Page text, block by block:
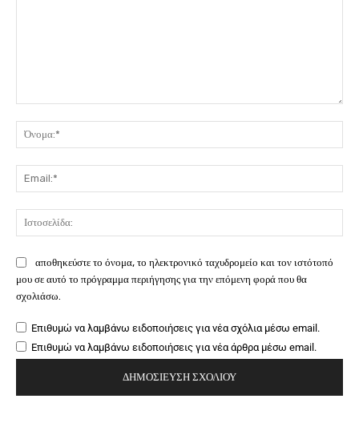
αποθηκεύστε το όνομα, το ηλεκτρονικό ταχυδρομείο και τον ιστότοπό
μου σε αυτό το πρόγραμμα περιήγησης για την επόμενη φορά που θα
σχολιάσω.
Επιθυμώ να λαμβάνω ειδοποιήσεις για νέα σχόλια μέσω email.
Επιθυμώ να λαμβάνω ειδοποιήσεις για νέα άρθρα μέσω email.